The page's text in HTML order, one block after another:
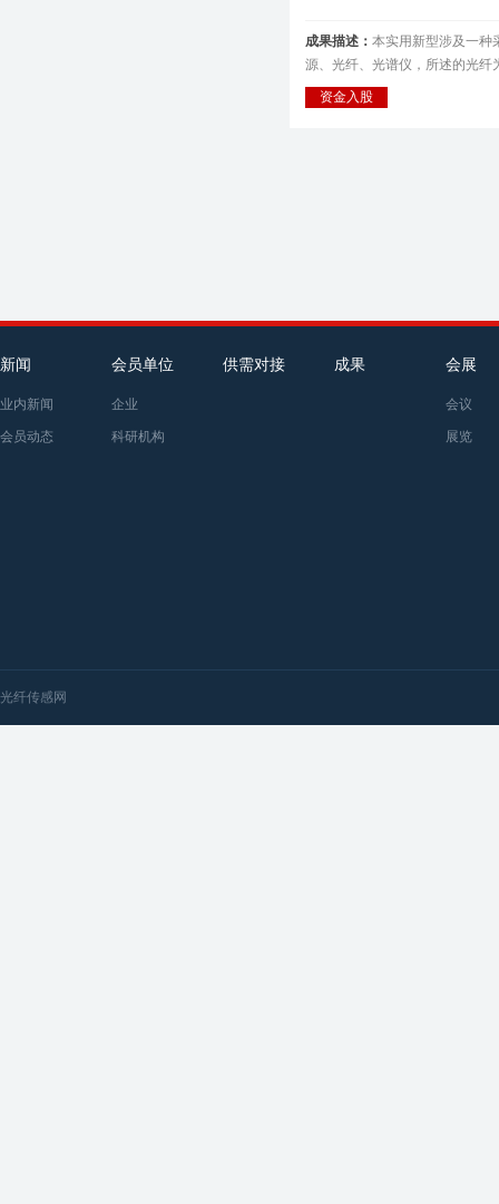
成果描述： 本实用新型涉及一种
源、光纤、光谱仪，所述的光纤
资金入股
新闻
业内新闻
会员动态
会员单位
企业
科研机构
供需对接 成果 会展
会议
展览
光纤传感网